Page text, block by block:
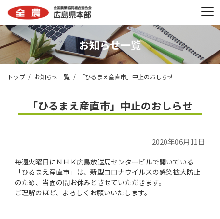
お知らせ一覧
トップ お知らせ一覧 「ひるまえ産直市」中止のおしらせ
「ひるまえ産直市」中止のおしらせ
2020年06月11日
毎週火曜日にＮＨＫ広島放送局センタービルで開いている
「ひるまえ産直市」は、新型コロナウイルスの感染拡大防止
のため、当面の間お休みとさせていただきます。
ご理解のほど、よろしくお願いいたします。